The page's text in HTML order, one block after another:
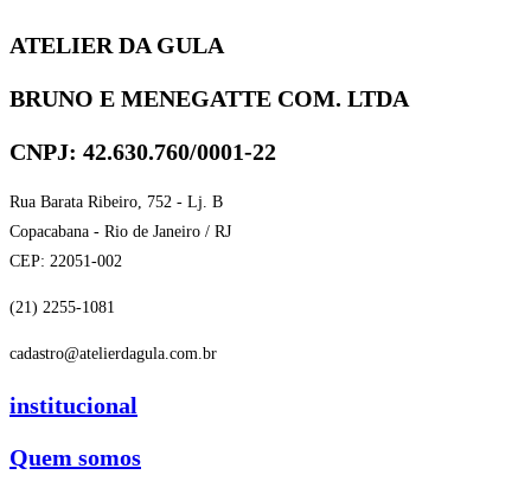
ATELIER DA GULA
BRUNO E MENEGATTE COM. LTDA
CNPJ: 42.630.760/0001-22
Rua Barata Ribeiro, 752 - Lj. B
Copacabana - Rio de Janeiro / RJ
CEP: 22051-002
(21) 2255-1081
cadastro@atelierdagula.com.br
institucional
Quem somos